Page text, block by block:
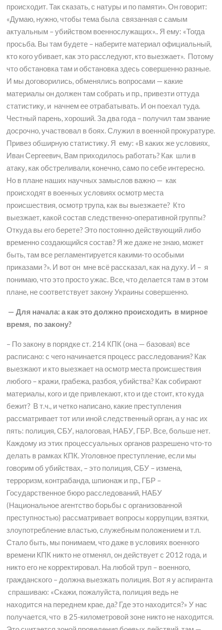
происходит. Так сказать, с натуры и по памяти». Он говорит:
«Думаю, нужно, чтобы тема была связанная с самым
актуальным – убийством военнослужащих».. Я ему: «Тогда
просьба. Вы там будете – наберите материал официальный,
кто кого убивает, как это расследуют, кто выезжает». Потому
что обстановка там и обстановка здесь совершенно разные.
И мы договорились, обменялись вопросами — какие
материалы он должен там собрать и пр., привезти оттуда
статистику, и начнем ее отрабатывать. И он поехал туда.
Честный парень, хороший. За два года – получил там звание
досрочно, участвовал в боях. Служил в военной прокуратуре.
Привез обширную статистику. Я ему: «В каких же условиях,
Иван Сергеевич, Вам приходилось работать? Как шли в
атаку, как обстреливали, конечно, само по себе интересно.
Но в плане наших научных замыслов важно — как
происходят в военных условиях осмотр места
происшествия, осмотр трупа, как вы выезжаете? Кто
выезжает, какой состав следственно-оперативной группы?
Откуда вы его берете? Это постоянно действующий либо
временно создающийся состав? Я же даже не знаю, может
быть, там все регламентируется какими-то особыми
приказами ?». И вот он мне всё рассказал, как на духу. И – я
понимаю, что это просто ужас. Все, что делается там в этом
плане, не соответствует закону Украины совершенно.
— Для начала: а как это должно происходить в мирное
время, по закону?
– По закону в порядке ст. 214 КПК (она — базовая) все
расписано: с чего начинается процесс расследования? Как
выезжают и кто выезжает на осмотр места происшествия
любого – кражи, грабежа, разбоя, убийства? Как собирают
материалы, кого и где привлекают, кто и где стоит, кто куда
бежит? В т.ч., и четко написано, какие преступления
рассматривает тот или иной следственный орган, а у нас их
пять: полиция, СБУ, налоговая, НАБУ, ГБР. Все, больше нет.
Каждому из этих процессуальных органов разрешено что-то
делать в рамках КПК. Уголовное преступление, если мы
говорим об убийствах, – это полиция, СБУ – измена,
терроризм, контрабанда, шпионаж и пр., ГБР –
Государственное бюро расследований, НАБУ
(Национальное агентство борьбы с организованной
преступностью) рассматривает вопросы коррупции, взятки,
злоупотребление властью, служебным положением и т.п.
Стало быть, мы понимаем, что даже в условиях военного
времени КПК никто не отменял, он действует с 2012 года, и
никто его не корректировал. На любой труп – военного,
гражданского – должна выезжать полиция. Вот я у аспиранта
спрашиваю: «Скажи, пожалуйста, полиция ведь не
находится на переднем крае, да? Где это находится?» У нас
получается, что в 25-километровой зоне никто не находится.